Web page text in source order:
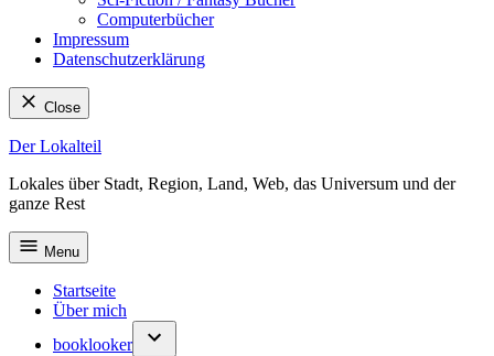
Computerbücher
Impressum
Datenschutzerklärung
Close
Skip
content
Der Lokalteil
Lokales über Stadt, Region, Land, Web, das Universum und der
ganze Rest
Menu
Startseite
Über mich
booklooker